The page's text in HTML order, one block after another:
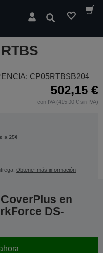
Buscar
CP05RTBSB204
502,15 €
con IVA (415,00 € sin IVA)
a 25€
Obtener más información
en
DS-